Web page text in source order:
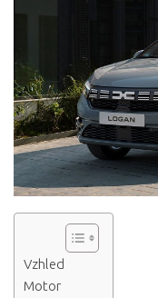
Vzhled
Motor